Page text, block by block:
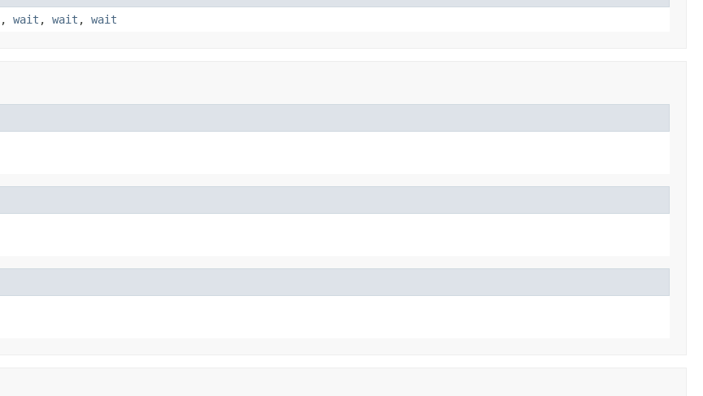
, wait , wait , wait